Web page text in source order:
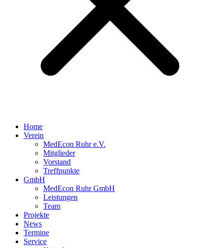
Home
Verein
MedEcon Ruhr e.V.
Mitglieder
Vorstand
Treffpunkte
GmbH
MedEcon Ruhr GmbH
Leistungen
Team
Projekte
News
Termine
Service